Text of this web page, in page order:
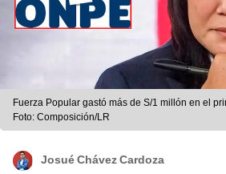
Fuerza Popular gastó más de S/1 millón en el
Foto: Composición/LR
Josué Chávez Cardoza